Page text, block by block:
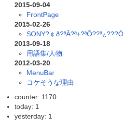
2015-09-04
FrontPage
2015-02-26
SONY?￠ð?ªÂ?ª±?ªÔ??ª¿???Ó
2013-09-18
用語集/人物
2012-03-20
MenuBar
コケそうな理由
counter: 1170
today: 1
yesterday: 1